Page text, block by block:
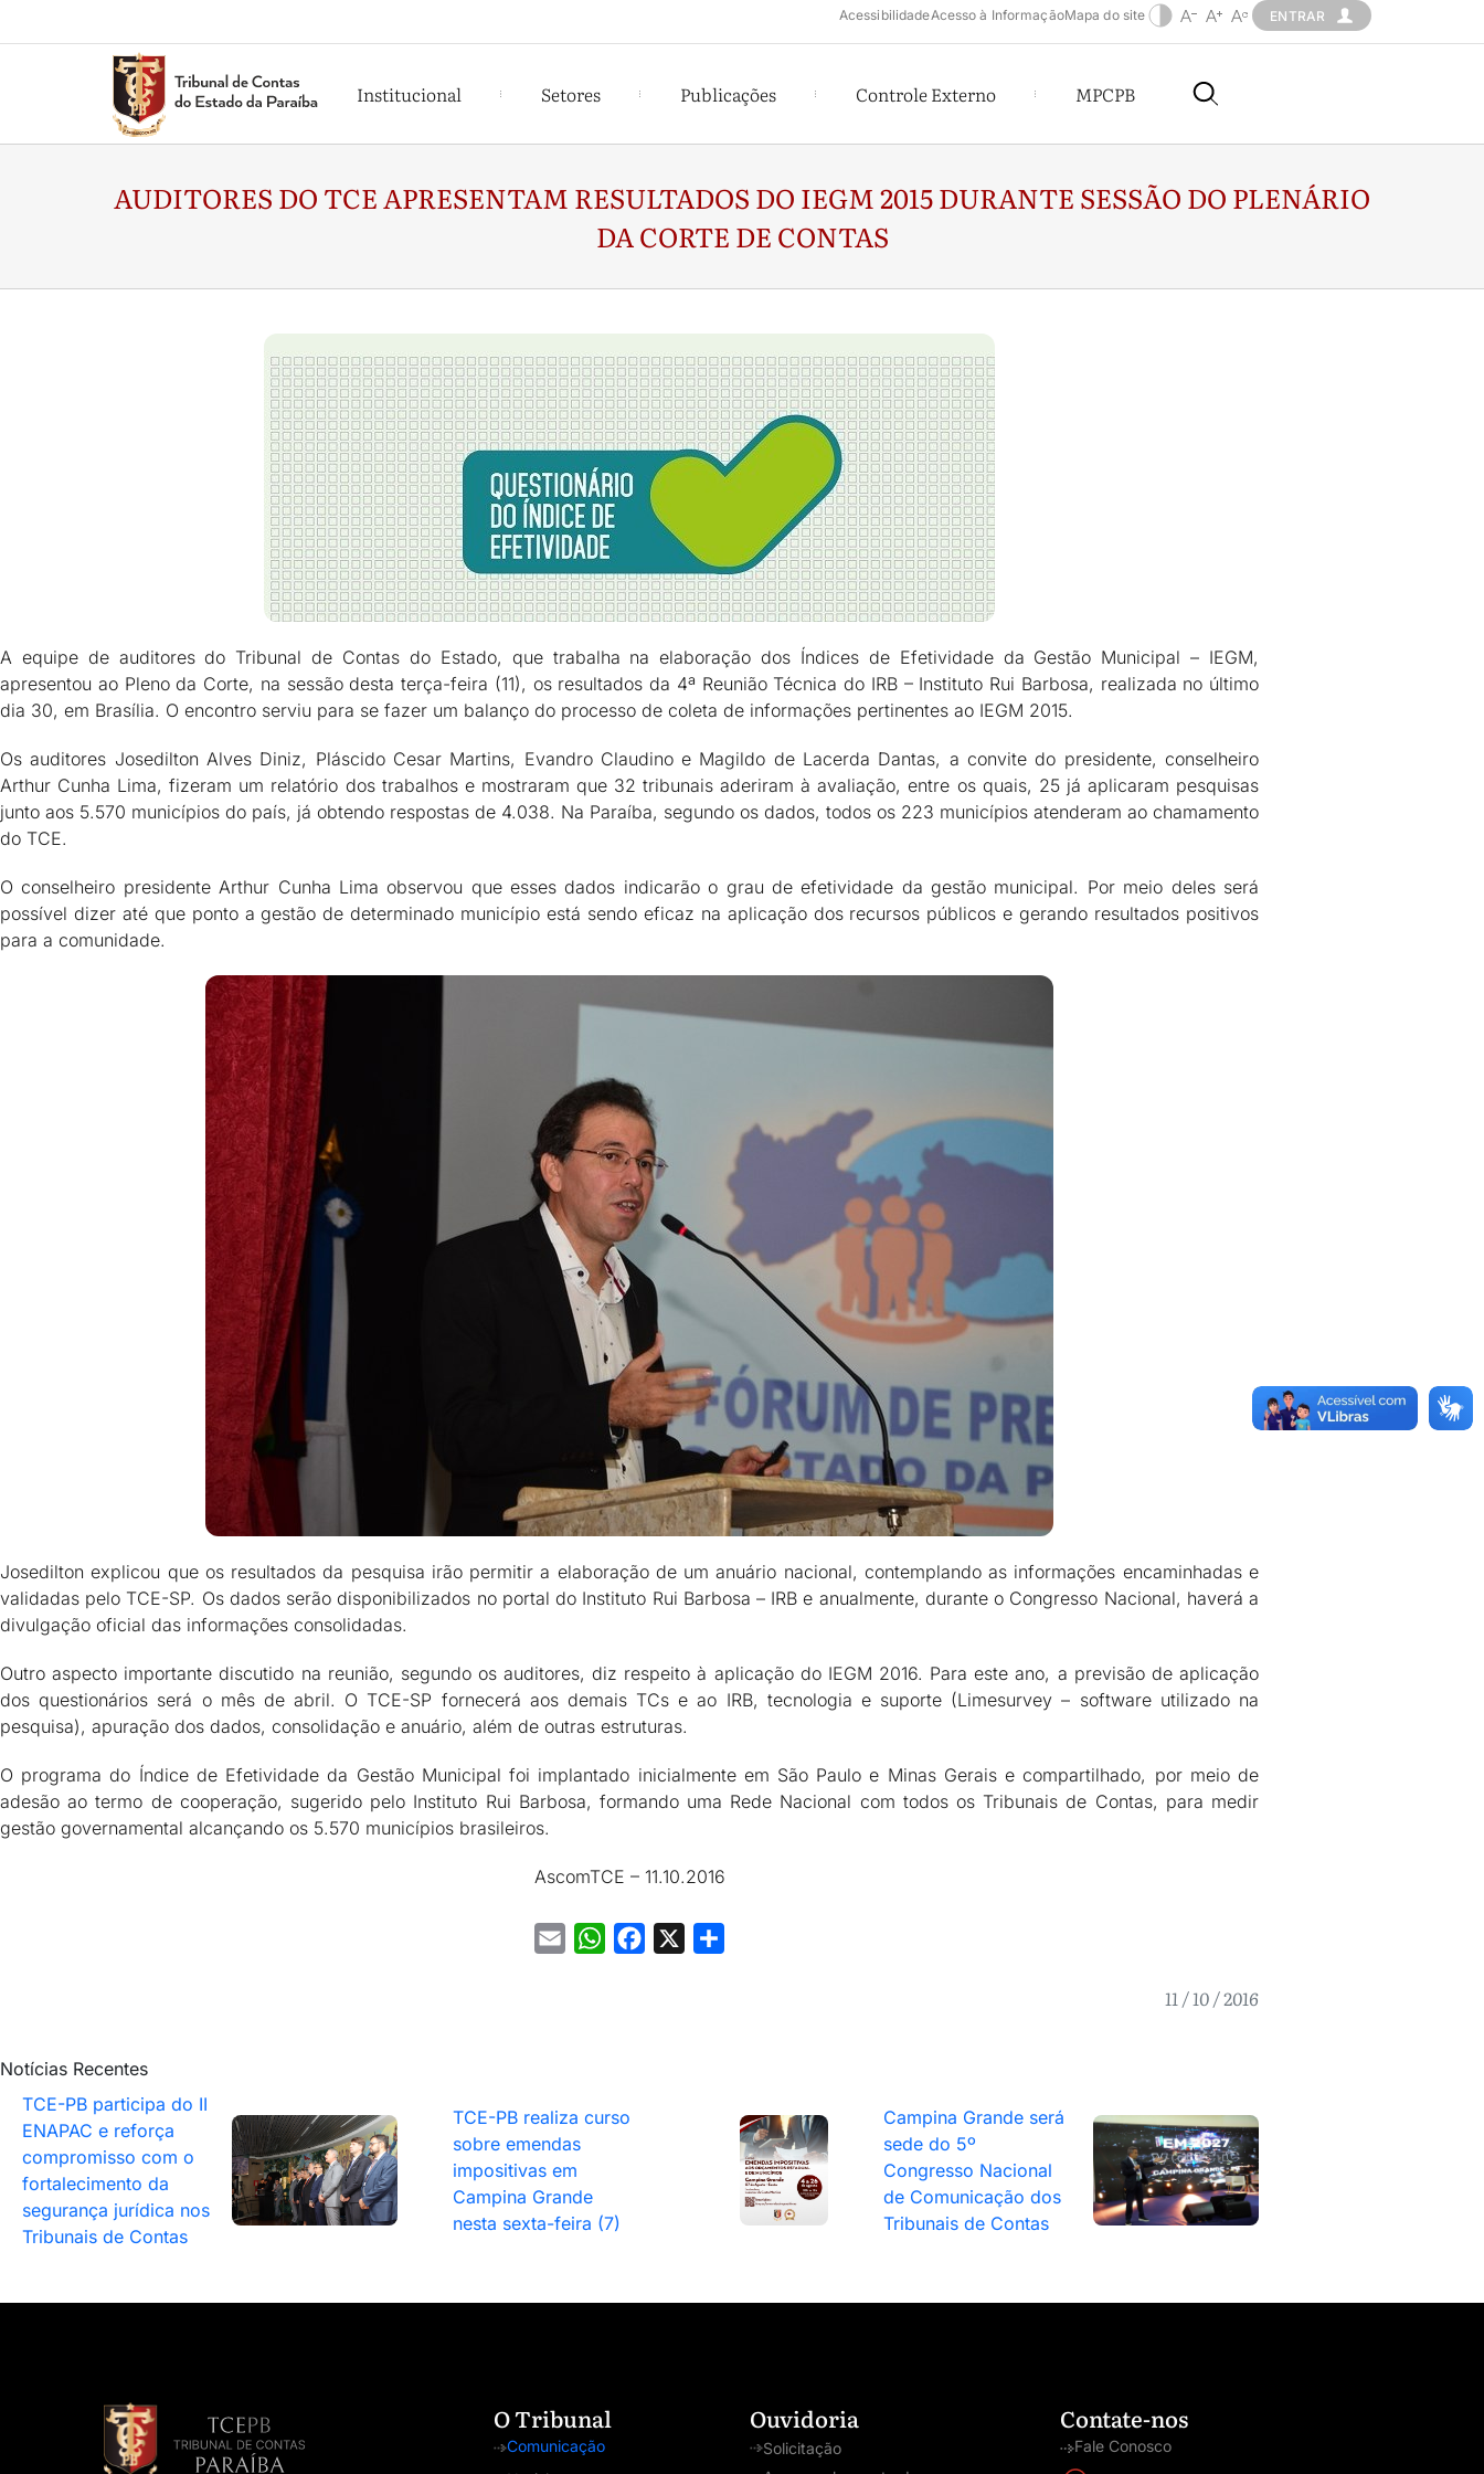
AcessibilidadeAcesso à InformaçãoMapa do site ENTRAR
Institucional Setores Publicações Controle Externo MPCPB
AUDITORES DO TCE APRESENTAM RESULTADOS DO IEGM 2015 DURANTE SESSÃO DO PLENÁRIO
DA CORTE DE CONTAS
A equipe de auditores do Tribunal de Contas do Estado, que trabalha na elaboração dos Índices de Efetividade da Gestão Municipal – IEGM,
apresentou ao Pleno da Corte, na sessão desta terça-feira (11), os resultados da 4ª Reunião Técnica do IRB – Instituto Rui Barbosa, realizada no último
dia 30, em Brasília. O encontro serviu para se fazer um balanço do processo de coleta de informações pertinentes ao IEGM 2015.
Os auditores Josedilton Alves Diniz, Pláscido Cesar Martins, Evandro Claudino e Magildo de Lacerda Dantas, a convite do presidente, conselheiro
Arthur Cunha Lima, fizeram um relatório dos trabalhos e mostraram que 32 tribunais aderiram à avaliação, entre os quais, 25 já aplicaram pesquisas
junto aos 5.570 municípios do país, já obtendo respostas de 4.038. Na Paraíba, segundo os dados, todos os 223 municípios atenderam ao chamamento
do TCE.
O conselheiro presidente Arthur Cunha Lima observou que esses dados indicarão o grau de efetividade da gestão municipal. Por meio deles será
possível dizer até que ponto a gestão de determinado município está sendo eficaz na aplicação dos recursos públicos e gerando resultados positivos
para a comunidade.
Josedilton explicou que os resultados da pesquisa irão permitir a elaboração de um anuário nacional, contemplando as informações encaminhadas e
validadas pelo TCE-SP. Os dados serão disponibilizados no portal do Instituto Rui Barbosa – IRB e anualmente, durante o Congresso Nacional, haverá a
divulgação oficial das informações consolidadas.
Outro aspecto importante discutido na reunião, segundo os auditores, diz respeito à aplicação do IEGM 2016. Para este ano, a previsão de aplicação
dos questionários será o mês de abril. O TCE-SP fornecerá aos demais TCs e ao IRB, tecnologia e suporte (Limesurvey – software utilizado na
pesquisa), apuração dos dados, consolidação e anuário, além de outras estruturas.
O programa do Índice de Efetividade da Gestão Municipal foi implantado inicialmente em São Paulo e Minas Gerais e compartilhado, por meio de
adesão ao termo de cooperação, sugerido pelo Instituto Rui Barbosa, formando uma Rede Nacional com todos os Tribunais de Contas, para medir
gestão governamental alcançando os 5.570 municípios brasileiros.
AscomTCE – 11.10.2016
Email WhatsAppFacebook
11 / 10 / 2016
Notícias Recentes
TCE-PB participa do II
ENAPAC e reforça
compromisso com o
fortalecimento da
segurança jurídica nos
Tribunais de Contas
TCE-PB realiza curso
sobre emendas
impositivas em
Campina Grande
nesta sexta-feira (7)
Campina Grande será
sede do 5º
Congresso Nacional
de Comunicação dos
Tribunais de Contas
O Tribunal
Comunicação
Ouvidoria
Solicitação
Contate-nos
Fale Conosco